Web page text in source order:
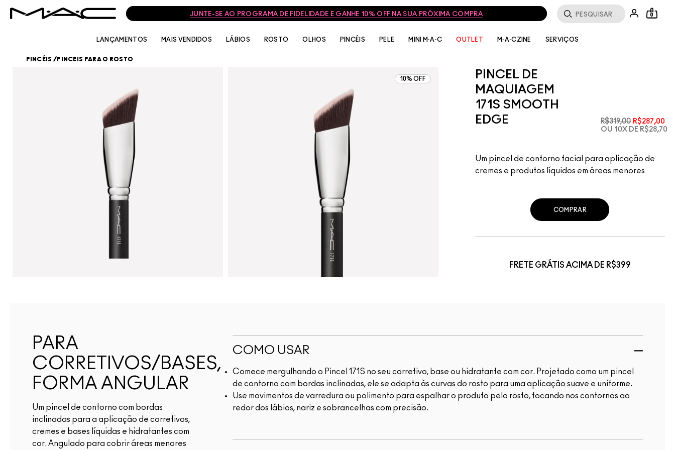
JUNTE-SE AO PROGRAMA DE FIDELIDADE E GANHE 10% OFF NA SUA PRÓXIMA COMPRA 0
LANÇAMENTOS MAIS VENDIDOS LÁBIOS ROSTO OLHOS PINCÉIS PELE MINI M·A·C OUTLET M·A·CZINE SERVIÇOS
PINCÉIS / PINCEIS PARA O ROSTO
10% OFF
PINCEL DE
MAQUIAGEM
171S SMOOTH
EDGE
R$319,00 R$287,00
OU 10X DE R$28,70
Um pincel de contorno facial para aplicação de
cremes e produtos líquidos em áreas menores
COMPRAR
FRETE GRÁTIS ACIMA DE R$399
PARA
CORRETIVOS/BASES,
FORMA ANGULAR
Um pincel de contorno com bordas
inclinadas para a aplicação de corretivos,
cremes e bases líquidas e hidratantes com
cor. Angulado para cobrir áreas menores
COMO USAR
Comece mergulhando o Pincel 171S no seu corretivo, base ou hidratante com cor. Projetado como um pincel
de contorno com bordas inclinadas, ele se adapta às curvas do rosto para uma aplicação suave e uniforme.
Use movimentos de varredura ou polimento para espalhar o produto pelo rosto, focando nos contornos ao
redor dos lábios, nariz e sobrancelhas com precisão.